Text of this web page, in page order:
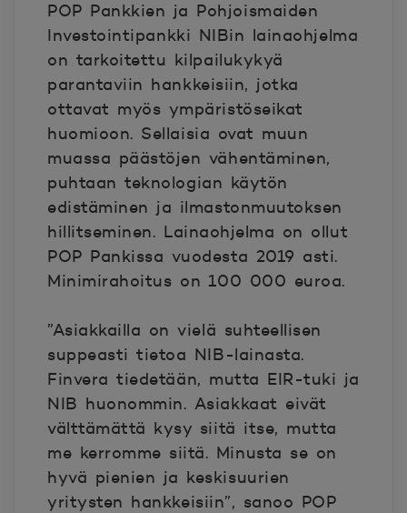
POP Pankkien ja Pohjoismaiden
Investointipankki NIBin lainaohjelma
on tarkoitettu kilpailukykyä
parantaviin hankkeisiin, jotka
ottavat myös ympäristöseikat
huomioon. Sellaisia ovat muun
muassa päästöjen vähentäminen,
puhtaan teknologian käytön
edistäminen ja ilmastonmuutoksen
hillitseminen. Lainaohjelma on ollut
POP Pankissa vuodesta 2019 asti.
Minimirahoitus on 100 000 euroa.
”Asiakkailla on vielä suhteellisen
suppeasti tietoa NIB-lainasta.
Finvera tiedetään, mutta EIR-tuki ja
NIB huonommin. Asiakkaat eivät
välttämättä kysy siitä itse, mutta
me kerromme siitä. Minusta se on
hyvä pienien ja keskisuurien
yritysten hankkeisiin”, sanoo POP